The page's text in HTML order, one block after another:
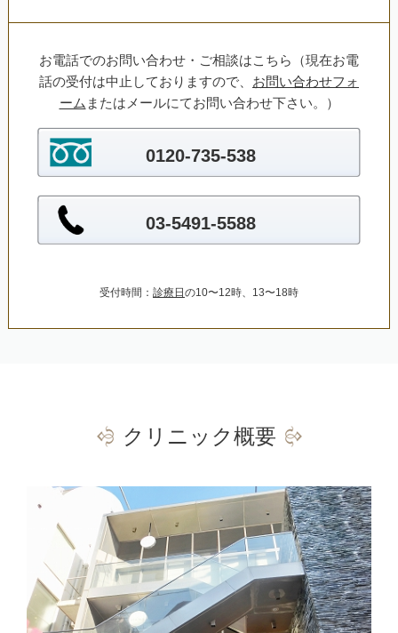
お電話でのお問い合わせ・ご相談はこちら（現在お電
話の受付は中止しておりますので、 お問い合わせフォ
ーム またはメールにてお問い合わせ下さい。）
0120-735-538
03-5491-5588
受付時間： 診療日の10〜12時、13〜18時
クリニック概要